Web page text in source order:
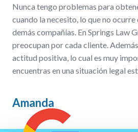
Nunca tengo problemas para
cuando la necesito, lo que no ocurre
demás compañías. En Springs Law
preocupan por cada cliente.
actitud positiva, lo cual es muy
encuentras en una situación legal
Amanda